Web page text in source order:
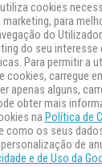
cookies
para
do
do seu interesse
Para permitir a
cookies, carregue
apenas alguns,
obter mais
na Política de
como os seus
de
e de Uso da